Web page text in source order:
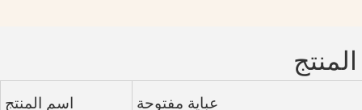
اسم المنتج عباية مفتوحة